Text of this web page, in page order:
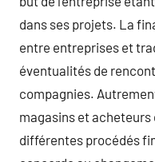
dans ses projets. La
entre entreprises et
éventualités de
compagnies. Autrement
magasins et
différentes procédés